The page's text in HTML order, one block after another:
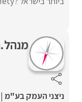
ניצני העמק בע"מ